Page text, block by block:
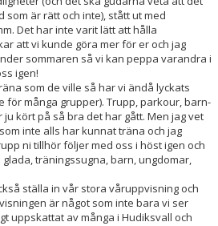
är rätt och inte), stått ut med
Det har inte varit lätt att hålla
att vi kunde göra mer för er och jag
sommaren så vi kan peppa varandra i
igen!
som de ville så har vi ändå lyckats
för många grupper). Trupp, parkour, barn-
kört på så bra det har gått. Men jag vet
inte alls har kunnat träna och jag
ni tillhör följer med oss i höst igen och
träningssugna, barn, ungdomar,
ställa in vår stora våruppvisning och
är något som inte bara vi ser
uppskattat av många i Hudiksvall och